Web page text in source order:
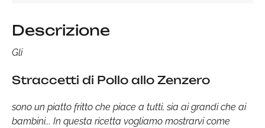
Descrizione
Gli
Straccetti di Pollo allo Zenzero
sono un piatto fritto che piace a tutti, sia ai grandi che ai
bambini... In questa ricetta vogliamo mostrarvi come